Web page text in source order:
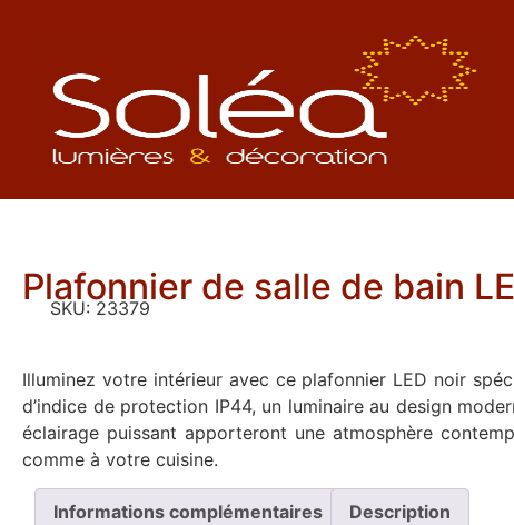
Plafonnier de salle de bain
SKU: 23379
Illuminez votre intérieur avec ce plafonnier LED noir
d’indice de protection IP44, un luminaire au design
éclairage puissant apporteront une atmosphère
comme à votre cuisine.
Informations complémentaires Description